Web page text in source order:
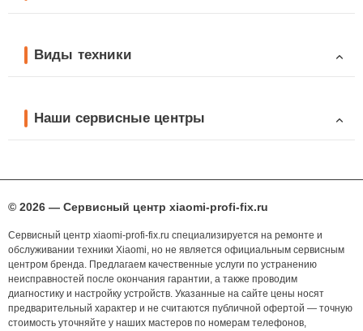
Виды техники
Наши сервисные центры
© 2026 — Сервисный центр xiaomi-profi-fix.ru
Сервисный центр xiaomi-profi-fix.ru специализируется на ремонте и
обслуживании техники Xiaomi, но не является официальным сервисным
центром бренда. Предлагаем качественные услуги по устранению
неисправностей после окончания гарантии, а также проводим
диагностику и настройку устройств. Указанные на сайте цены носят
предварительный характер и не считаются публичной офертой — точную
стоимость уточняйте у наших мастеров по номерам телефонов,